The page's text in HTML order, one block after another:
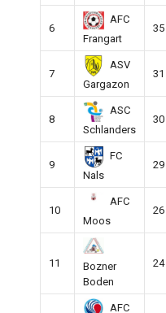
6
AFC
Frangart
35
7
ASV
Gargazon
31
8
ASC
Schlanders
30
9
FC
Nals
29
10
AFC
Moos
26
11
Bozner
Boden
24
AFC